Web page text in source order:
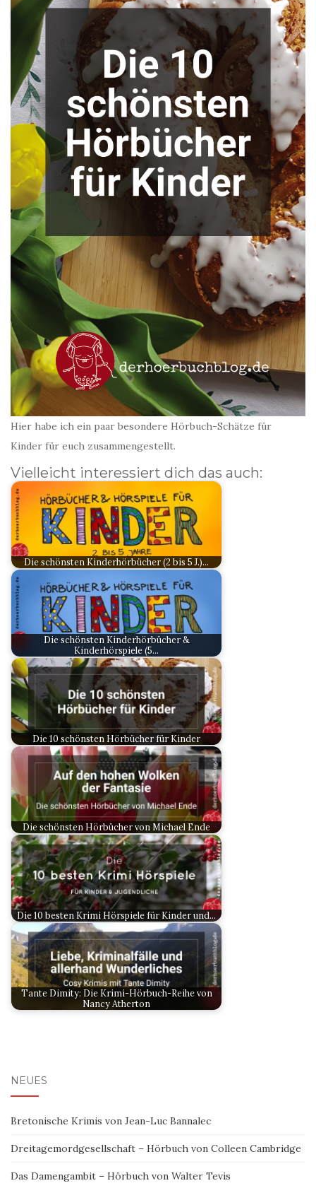
Hier habe ich ein paar besondere Hörbuch-Schätze für
Kinder für euch zusammengestellt.
Vielleicht interessiert dich das auch:
Die schönsten Kinderhörbücher (2 bis 5 J.)…
Die schönsten Kinderhörbücher &
Kinderhörspiele (5…
Die 10 schönsten Hörbücher für Kinder
Die schönsten Hörbücher von Michael Ende
Die 10 besten Krimi Hörspiele für Kinder und…
Tante Dimity: Die Krimi-Hörbuch-Reihe von
Nancy Atherton
NEUES
Bretonische Krimis von Jean-Luc Bannalec
Dreitagemordgesellschaft – Hörbuch von Colleen Cambridge
Das Damengambit – Hörbuch von Walter Tevis